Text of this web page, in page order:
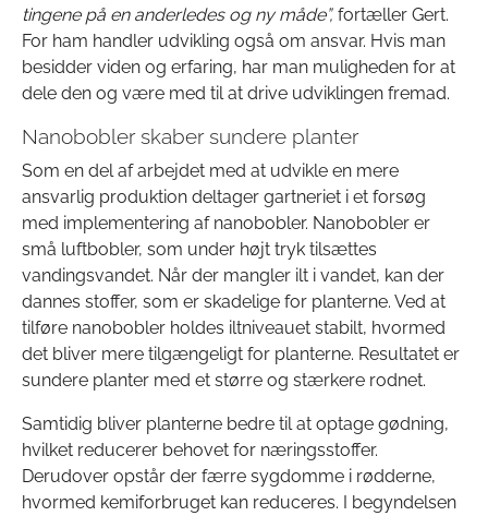
tingene på en anderledes og ny måde”, fortæller Gert.
For ham handler udvikling også om ansvar. Hvis man
besidder viden og erfaring, har man muligheden for at
dele den og være med til at drive udviklingen fremad.
Nanobobler skaber sundere planter
Som en del af arbejdet med at udvikle en mere
ansvarlig produktion deltager gartneriet i et forsøg
med implementering af nanobobler. Nanobobler er
små luftbobler, som under højt tryk tilsættes
vandingsvandet. Når der mangler ilt i vandet, kan der
dannes stoffer, som er skadelige for planterne. Ved at
tilføre nanobobler holdes iltniveauet stabilt, hvormed
det bliver mere tilgængeligt for planterne. Resultatet er
sundere planter med et større og stærkere rodnet.
Samtidig bliver planterne bedre til at optage gødning,
hvilket reducerer behovet for næringsstoffer.
Derudover opstår der færre sygdomme i rødderne,
hvormed kemiforbruget kan reduceres. I begyndelsen